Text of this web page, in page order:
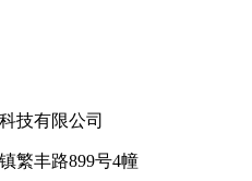
技有限公司
繁丰路899号4幢